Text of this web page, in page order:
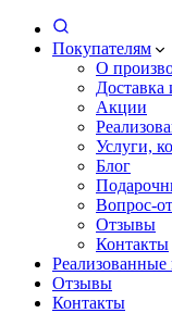
Покупателям
О
Доставка
Акции
Услуги,
Блог
Вопрос-
Отзывы
Контакты
Реализованные
Отзывы
Контакты